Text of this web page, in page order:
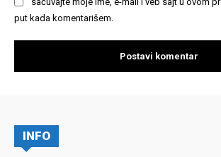
put kada komentarišem.
INFO